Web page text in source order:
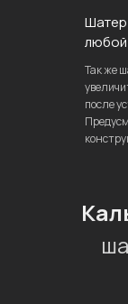
Так же
после